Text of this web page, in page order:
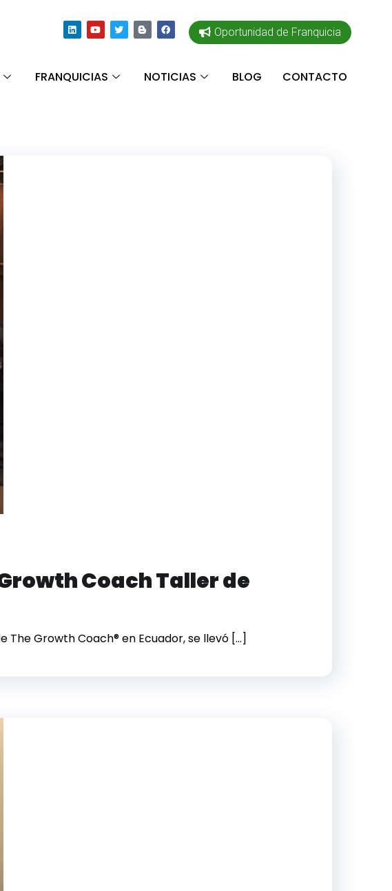
Oportunidad de Franquicia
FRANQUICIAS NOTICIAS BLOG CONTACTO
Coach Taller de
Growth Coach® en Ecuador, se llevó […]